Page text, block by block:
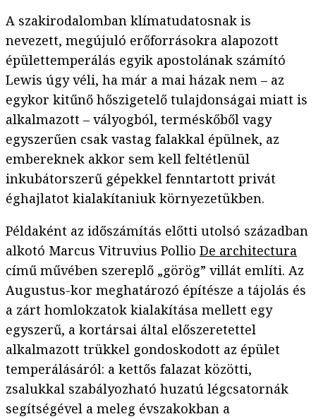
A szakirodalomban klímatudatosnak is
nevezett, megújuló erőforrásokra alapozott
épülettemperálás egyik apostolának számító
Lewis úgy véli, ha már a mai házak nem – az
egykor kitűnő hőszigetelő tulajdonságai miatt is
alkalmazott – vályogból, terméskőből vagy
egyszerűen csak vastag falakkal épülnek, az
embereknek akkor sem kell feltétlenül
inkubátorszerű gépekkel fenntartott privát
éghajlatot kialakítaniuk környezetükben.
Példaként az időszámítás előtti utolsó században
alkotó Marcus Vitruvius Pollio De architectura
című művében szereplő „görög” villát említi. Az
Augustus-kor meghatározó építésze a tájolás és
a zárt homlokzatok kialakítása mellett egy
egyszerű, a kortársai által előszeretettel
alkalmazott trükkel gondoskodott az épület
temperálásáról: a kettős falazat közötti,
zsalukkal szabályozható huzatú légcsatornák
segítségével a meleg évszakokban a